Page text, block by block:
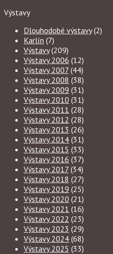
Výstavy
Dlouhodobé výstavy(2)
Karlín (7)
Výstavy(209)
Výstavy 2006 (12)
Výstavy 2007 (44)
Výstavy 2008 (38)
Výstavy 2009 (31)
Výstavy 2010 (31)
Výstavy 2011 (28)
Výstavy 2012 (28)
Výstavy 2013 (26)
Výstavy 2014 (31)
Výstavy 2015 (33)
Výstavy 2016 (37)
Výstavy 2017 (34)
Výstavy 2018 (27)
Výstavy 2019 (25)
Výstavy 2020 (21)
Výstavy 2021 (16)
Výstavy 2022 (23)
Výstavy 2023 (29)
Výstavy 2024 (68)
Výstavy 2025 (33)